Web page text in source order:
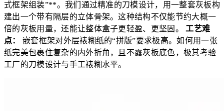
式框架组装”**。我们通过精准的刀模设计，用一整套灰板构
建出一个带有隔层的立体骨架。这种结构不仅能节约大概一
倍的灰板用量，还能让整体盒子更轻盈、更坚固。工艺难
点：
嵌套框架对外层裱糊纸的“拼版”要求极高。如何用一张
纸完美包裹住复杂的内外折角，且不露灰板底色，极其考验
工厂的刀模设计与手工裱糊水平。